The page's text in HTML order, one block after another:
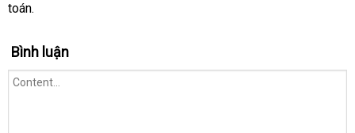
Lan
toán.
Bình luận